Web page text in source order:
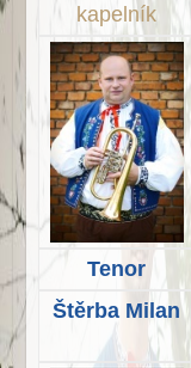
kapelník
Tenor
Štěrba Milan